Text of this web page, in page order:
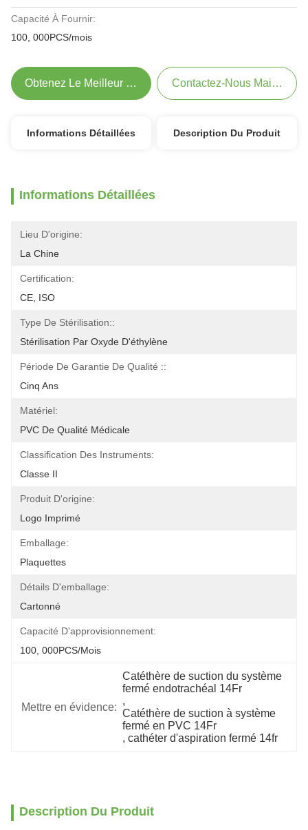
Capacité À Fournir:
100, 000PCS/mois
Obtenez Le Meilleur Prix Contactez-Nous Maintenant
Informations Détaillées Description Du Produit
Informations Détaillées
Lieu D'origine:
La Chine
Certification:
CE, ISO
Type De Stérilisation::
Stérilisation Par Oxyde D'éthylène
Période De Garantie De Qualité ::
Cinq Ans
Matériel:
PVC De Qualité Médicale
Classification Des Instruments:
Classe II
Produit D'origine:
Logo Imprimé
Emballage:
Plaquettes
Détails D'emballage:
Cartonné
Capacité D'approvisionnement:
100, 000PCS/mois
Mettre en évidence:
Catéthère de suction du système
fermé endotrachéal 14Fr
,
Catéthère de suction à système
fermé en PVC 14Fr
, cathéter d'aspiration fermé 14fr
Description Du Produit